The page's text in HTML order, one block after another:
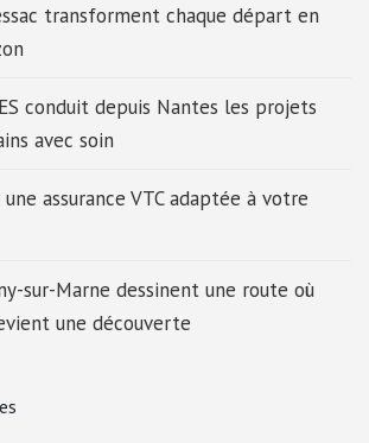
transforment chaque départ en
conduit depuis Nantes les projets
avec soin
assurance VTC adaptée à votre
sur-Marne dessinent une route où
une découverte